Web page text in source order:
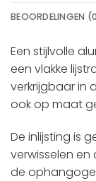
BEOORDELINGEN
Een stijlvolle
een vlakke
verkrijgbaar in
ook op maat
De inlijsting is
verwisselen
de